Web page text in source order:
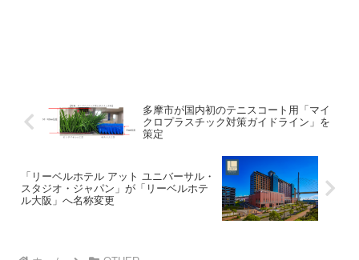
多摩市が国内初のテニスコート用「マイ
クロプラスチック対策ガイドライン」を
策定
「リーベルホテル アット ユニバーサル・
スタジオ・ジャパン」が「リーベルホテ
ル大阪」へ名称変更